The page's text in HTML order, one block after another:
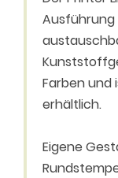
Farben und
erhältlich.
Eigene